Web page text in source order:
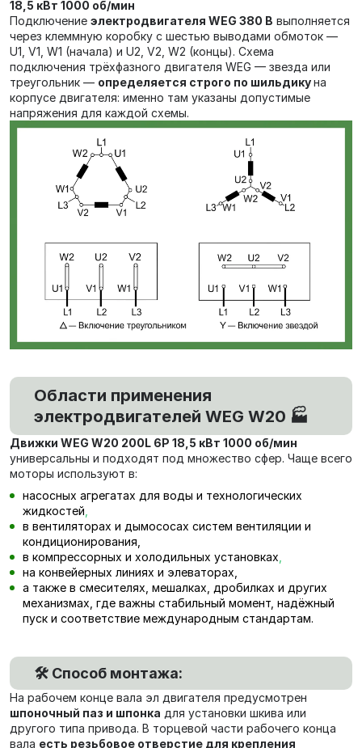
18,5 кВт 1000 об/мин
Подключение электродвигателя WEG 380 В выполняется
через клеммную коробку с шестью выводами обмоток —
U1, V1, W1 (начала) и U2, V2, W2 (концы). Схема
подключения трёхфазного двигателя WEG — звезда или
треугольник — определяется строго по шильдикуна
корпусе двигателя: именно там указаны допустимые
напряжения для каждой схемы.
Области применения
электродвигателей WEG W20 🏭
Движки WEG W20 200L 6P 18,5 кВт 1000 об/мин
универсальны и подходят под множество сфер. Чаще всего
моторы используют в:
насосных агрегатах для воды и технологических
жидкостей
в вентиляторах и дымососах систем вентиляции и
кондиционирования,
в компрессорных и холодильных установках
на конвейерных линиях и элеваторах,
а также в смесителях, мешалках, дробилках и других
механизмах, где важны стабильный момент, надёжный
пуск и соответствие международным стандартам.
🛠️ Способ монтажа:
На рабочем конце вала эл двигателя предусмотрен
шпоночный паз и шпонка для установки шкива или
другого типа привода. В торцевой части рабочего конца
вала есть резьбовое отверстие для крепления